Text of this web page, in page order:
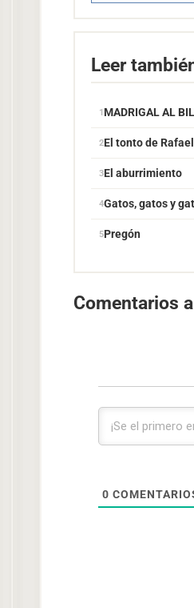
Leer
MADRIGAL AL
El tonto de Rafael
El aburrimiento
Gatos, gatos y
Pregón
Comentarios
0